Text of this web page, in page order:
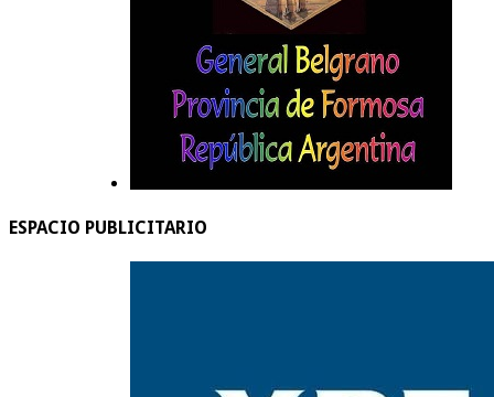
ESPACIO PUBLICITARIO